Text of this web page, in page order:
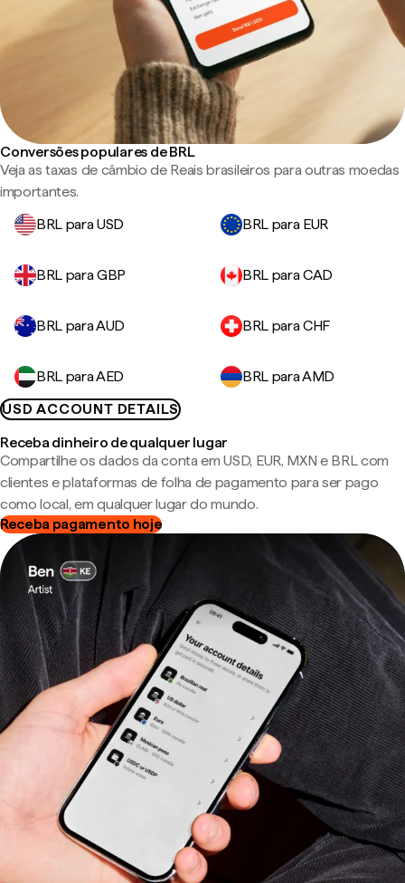
Conversões populares de BRL
Veja as taxas de câmbio de Reais brasileiros para outras moedas
importantes.
BRL para USD
BRL para EUR
BRL para GBP BRL para CAD
BRL para AUD BRL para CHF
BRL para AED
BRL para AMD
USD ACCOUNT DETAILS
Receba dinheiro de qualquer lugar
Compartilhe os dados da conta em USD, EUR, MXN e BRL com
clientes e plataformas de folha de pagamento para ser pago
como local, em qualquer lugar do mundo.
Receba pagamento hoje